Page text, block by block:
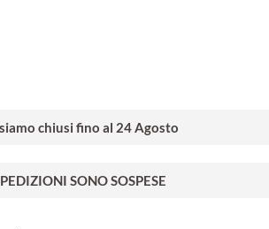
chiusi fino al 24 Agosto
SONO SOSPESE